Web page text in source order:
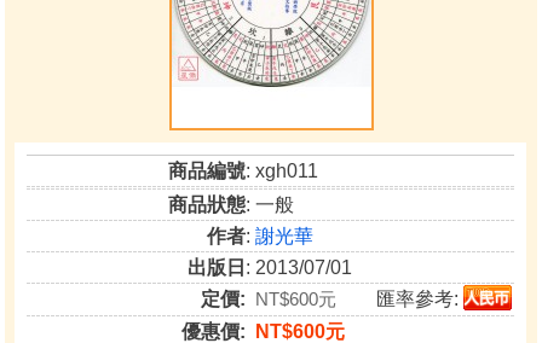
商品編號: xgh011
商品狀態: 一般
作者:謝光華
出版日 : 2013/07/01
定價: NT$600元
匯率參考:
優惠價:
NT$600元